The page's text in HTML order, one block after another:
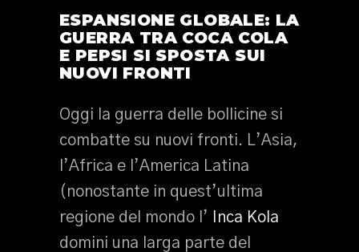
ESPANSIONE GLOBALE: LA
GUERRA TRA COCA COLA
E PEPSI SI SPOSTA SUI
NUOVI FRONTI
Oggi la guerra delle bollicine si
combatte su nuovi fronti. L’Asia,
l’Africa e l’America Latina
(nonostante in quest’ultima
regione del mondo l’
Inca Kola
domini una larga parte del